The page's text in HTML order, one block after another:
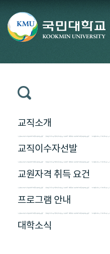
교직소개
교직이수자선발
교원자격 취득 요건
프로그램 안내
대학소식